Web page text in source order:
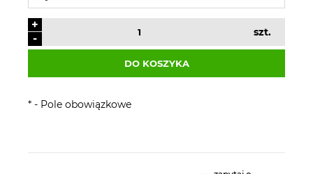
-
+
szt.
DO KOSZYKA
* - Pole obowiązkowe